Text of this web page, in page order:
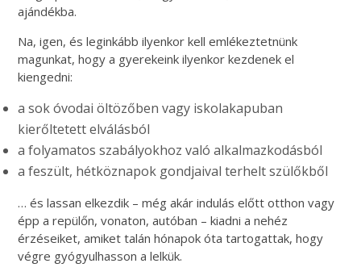
ajándékba.
Na, igen, és leginkább ilyenkor kell emlékeztetnünk
magunkat, hogy a gyerekeink ilyenkor kezdenek el
kiengedni:
a sok óvodai öltözőben vagy iskolakapuban
kierőltetett elválásból
a folyamatos szabályokhoz való alkalmazkodásból
a feszült, hétköznapok gondjaival terhelt szülőkből
… és lassan elkezdik – még akár indulás előtt otthon vagy
épp a repülőn, vonaton, autóban – kiadni a nehéz
érzéseiket, amiket talán hónapok óta tartogattak, hogy
végre gyógyulhasson a lelkük.